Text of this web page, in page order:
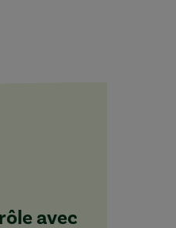
avec